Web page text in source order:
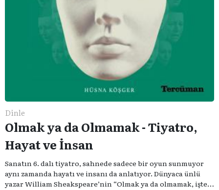
Dinle
Olmak ya da Olmamak - Tiyatro,
Hayat ve İnsan
Sanatın 6. dalı tiyatro, sahnede sadece bir oyun sunmuyor
aynı zamanda hayatı ve insanı da anlatıyor. Dünyaca ünlü
yazar William Sheakspeare’nin “Olmak ya da olmamak, işte